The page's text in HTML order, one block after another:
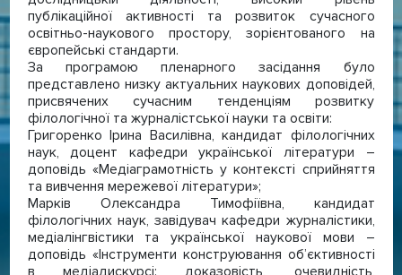
публікаційної активності та розвиток сучасного
освітньо-наукового простору, зорієнтованого на
європейські стандарти.
За програмою пленарного засідання було
представлено низку актуальних наукових доповідей,
присвячених сучасним тенденціям розвитку
філологічної та журналістської науки та освіти:
Григоренко Ірина Василівна, кандидат філологічних
наук, доцент кафедри української літератури –
доповідь «Медіаграмотність у контексті сприйняття
та вивчення мережевої літератури»;
Марків Олександра Тимофіївна, кандидат
філологічних наук, завідувач кафедри журналістики,
медіалінгвістики та української наукової мови –
доповідь «Інструменти конструювання об’єктивності
в медіадискурсі: доказовість, очевидність,